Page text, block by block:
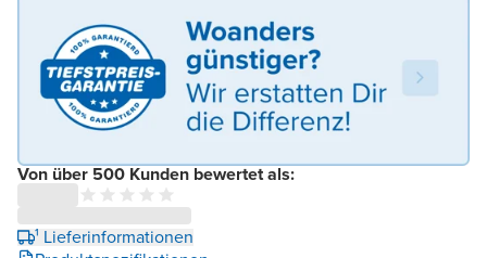
Von über 500 Kunden bewertet als:
¹ Lieferinformationen